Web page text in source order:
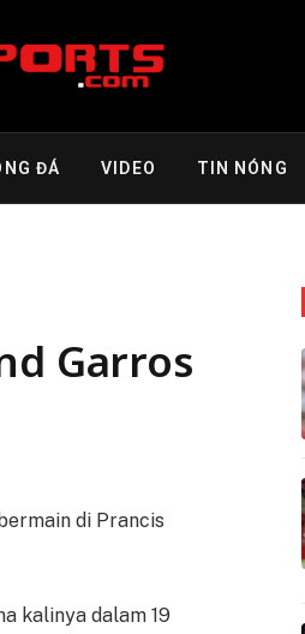
ĐÁ VIDEO TIN NÓNG
Garros
di Prancis
kalinya dalam 19